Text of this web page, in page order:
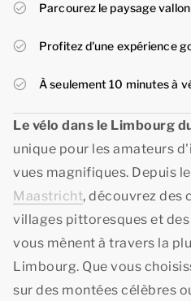
Parcourez le paysage
Profitez d'une expérience
À seulement 10 minutes à
Le vélo dans le Limbourg
unique pour les amateurs
vues magnifiques. Depuis le
Maastricht, découvrez des
villages pittoresques et
vous mènent à travers la
Limbourg. Que vous
sur des montées célèbres